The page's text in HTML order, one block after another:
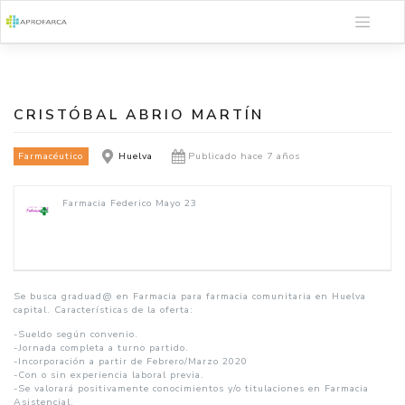
al
CRISTÓBAL ABRIO MARTÍN
Farmacéutico Huelva Publicado hace 7 años
Farmacia Federico Mayo 23
Se busca graduad@ en Farmacia para farmacia comunitaria en Huelva
capital. Características de la oferta:
-Sueldo según convenio.
-Jornada completa a turno partido.
-Incorporación a partir de Febrero/Marzo 2020
-Con o sin experiencia laboral previa.
-Se valorará positivamente conocimientos y/o titulaciones en Farmacia
Asistencial.